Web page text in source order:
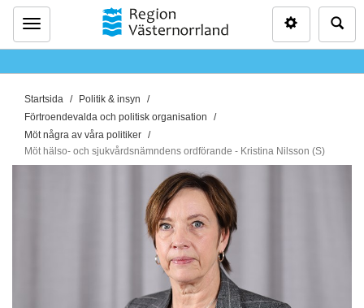
Meny
D
u
ä
r
Startsida
Politik & insyn
Förtroendevalda och politisk organisation
Möt några av våra politiker
Möt hälso- och sjukvårdsnämndens ordförande - Kristina Nilsson (S)